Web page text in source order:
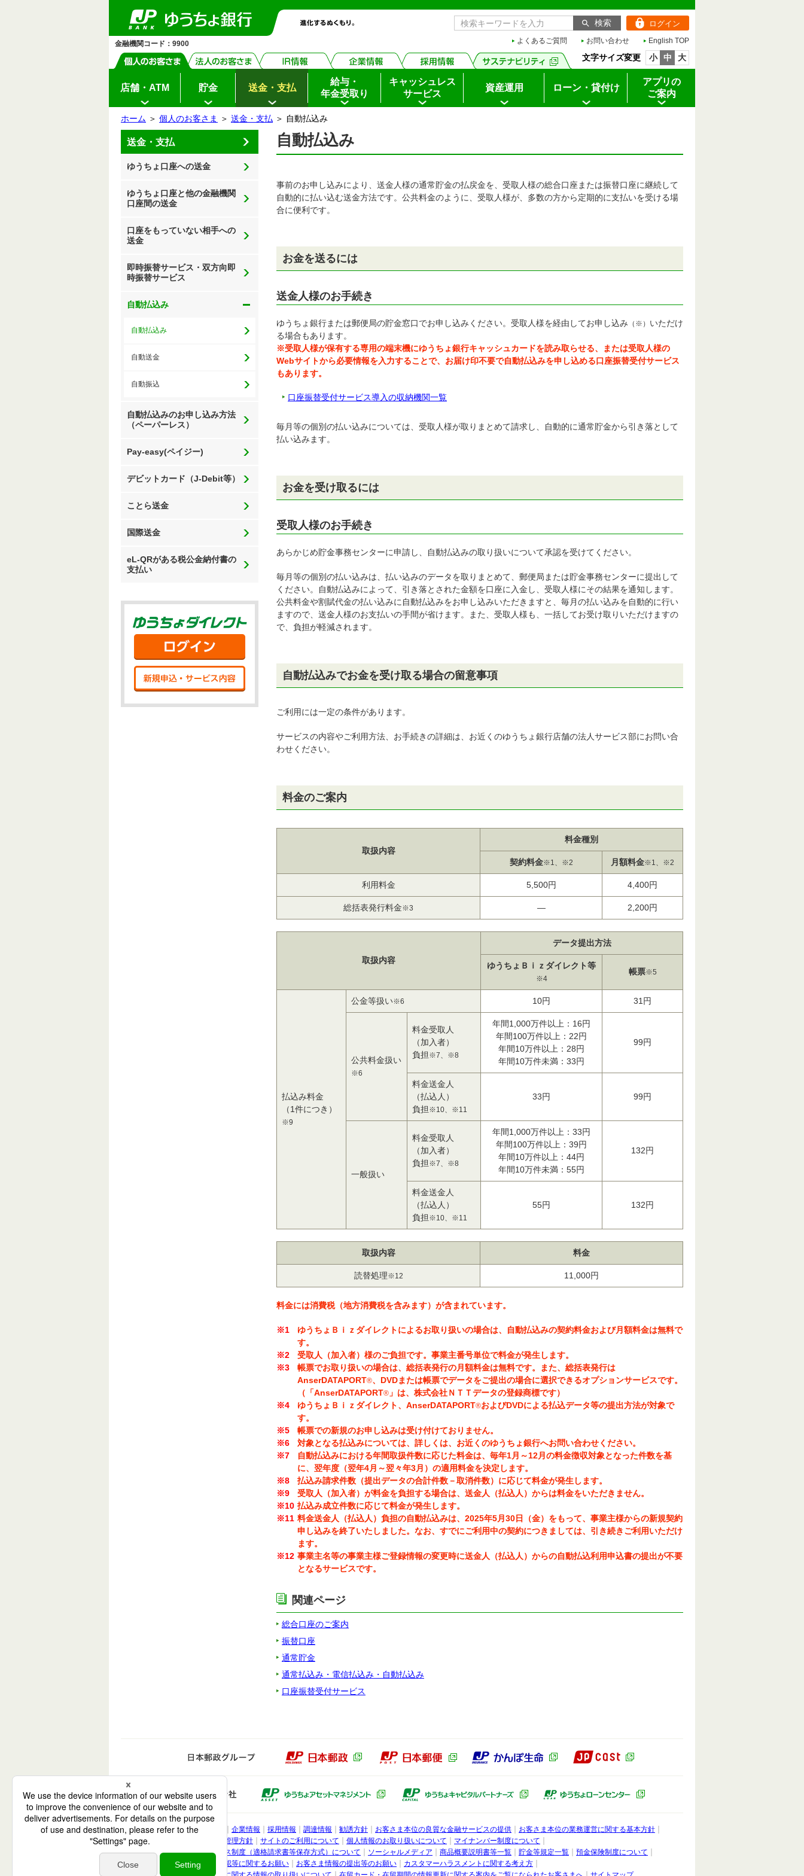
先
頭
す
金融機関コード：9900
文字サイズ変更 小 中 大
ニ
ュ
の
先
店舗・ATM 貯金 送金・支払
給与・
年金受取り
キャッシュレス
サービス
資産運用 ローン・貸付け
アプリの
ご案内
よくあるご質問 お問い合わせ English TOP
ログイン
ホーム ＞ 個人のお客さま ＞ 送金・支払 ＞ 自動払込み
イ
ニ
の
先
頭
す
送金・支払
ゆうちょ口座への送金
ゆうちょ口座と他の金融機関
口座間の送金
口座をもっていない相手への
送金
即時振替サービス・双方向即
時振替サービス
自動払込み
自動払込み
自動送金
自動振込
自動払込みのお申し込み方法
（ペーパーレス）
Pay-easy(ペイジー)
デビットカード（J-Debit等）
ことら送金
国際送金
eL-QRがある税公金納付書の
支払い
ゆうちょダイレクト
新規申込・サービス内容
文
頭
自動払込み
事前のお申し込みにより、送金人様の通常貯金の払戻金を、受取人様の総合口座または振替口座に継続して
自動的に払い込む送金方法です。公共料金のように、受取人様が、多数の方から定期的に支払いを受ける場
合に便利です。
お金を送るには
送金人様のお手続き
ゆうちょ銀行または郵便局の貯金窓口でお申し込みください。受取人様を経由してお申し込み （※） いただけ
る場合もあります。
※受取人様が保有する専用の端末機にゆうちょ銀行キャッシュカードを読み取らせる、または受取人様の
Webサイトから必要情報を入力することで、お届け印不要で自動払込みを申し込める口座振替受付サービス
もあります。
口座振替受付サービス導入の収納機関一覧
毎月等の個別の払い込みについては、受取人様が取りまとめて請求し、自動的に通常貯金から引き落として
払い込みます。
お金を受け取るには
受取人様のお手続き
あらかじめ貯金事務センターに申請し、自動払込みの取り扱いについて承認を受けてください。
毎月等の個別の払い込みは、払い込みのデータを取りまとめて、郵便局または貯金事務センターに提出して
ください。自動払込みによって、引き落とされた金額を口座に入金し、受取人様にその結果を通知します。
公共料金や割賦代金の払い込みに自動払込みをお申し込みいただきますと、毎月の払い込みを自動的に行い
ますので、送金人様のお支払いの手間が省けます。また、受取人様も、一括してお受け取りいただけますの
で、負担が軽減されます。
自動払込みでお金を受け取る場合の留意事項
ご利用には一定の条件があります。
サービスの内容やご利用方法、お手続きの詳細は、お近くのゆうちょ銀行店舗の法人サービス部にお問い合
わせください。
料金のご案内
取扱内容
料金種別
契約料金※1、※2 月額料金※1、※2
利用料金 5,500円 4,400円
総括表発行料金※3 ― 2,200円
取扱内容
データ提出方法
ゆうちょＢｉｚダイレクト等
※4
帳票※5
払込み料金
（1件につき）
※9
公金等扱い※6 10円 31円
公共料金扱い
※6
料金受取人
（加入者）
負担 ※7、※8
年間1,000万件以上：16円
年間100万件以上：22円
年間10万件以上：28円
年間10万件未満：33円
99円
料金送金人
（払込人）
負担 ※10、※11
33円 99円
一般扱い
料金受取人
（加入者）
負担 ※7、※8
年間1,000万件以上：33円
年間100万件以上：39円
年間10万件以上：44円
年間10万件未満：55円
132円
料金送金人
（払込人）
負担 ※10、※11
55円 132円
取扱内容 料金
読替処理※12 11,000円
料金には消費税（地方消費税を含みます）が含まれています。
ゆうちょＢｉｚダイレクトによるお取り扱いの場合は、自動払込みの契約料金および月額料金は無料で
す。
受取人（加入者）様のご負担です。事業主番号単位で料金が発生します。
帳票でお取り扱いの場合は、総括表発行の月額料金は無料です。また、総括表発行は
AnserDATAPORT®、DVDまたは帳票でデータをご提出の場合に選択できるオプションサービスです。
（「AnserDATAPORT® 」は、株式会社ＮＴＴデータの登録商標です）
ゆうちょＢｉｚダイレクト、AnserDATAPORT®およびDVDによる払込データ等の提出方法が対象で
す。
帳票での新規のお申し込みは受け付けておりません。
対象となる払込みについては、詳しくは、お近くのゆうちょ銀行へお問い合わせください。
自動払込みにおける年間取扱件数に応じた料金は、毎年1月～12月の料金徴収対象となった件数を基
に、翌年度（翌年4月～翌々年3月）の適用料金を決定します。
払込み請求件数（提出データの合計件数－取消件数）に応じて料金が発生します。
受取人（加入者）が料金を負担する場合は、送金人（払込人）からは料金をいただきません。
払込み成立件数に応じて料金が発生します。
料金送金人（払込人）負担の自動払込みは、2025年5月30日（金）をもって、事業主様からの新規契約
申し込みを終了いたしました。なお、すでにご利用中の契約につきましては、引き続きご利用いただけ
ます。
事業主名等の事業主様ご登録情報の変更時に送金人（払込人）からの自動払込利用申込書の提出が不要
となるサービスです。
関連ページ
総合口座のご案内
振替口座
通常貯金
通常払込み・電信払込み・自動払込み
口座振替受付サービス
日本郵政グループ 日本郵政（別ウィンドウで開きます）日本郵便（別ウィンドウで開きます）かんぽ生命（別ウィンドウで開きます）
ゆうちょ銀行子会社 ゆうちょアセットマネジメント（別ウィンドウで開きます）ゆうちょキャピタルパートナーズ（別ウィンドウで開きます）
株式会社 ゆうちょ銀行
電子公告 企業情報 採用情報 調達情報 勧誘方針 お客さま本位の良質な金融サービスの提供
お客さま本位の業務運営に関する基本方針
利益相反管理方針
サイトのご利用について 個人情報のお取り扱いについて
マイナンバー制度について
インボイス制度（適格請求書等保存方式）について
ソーシャルメディア 商品概要説明書等一覧 貯金等規定一覧
預金保険制度について
取引時確認等に関するお願い
お客さま情報の提出等のお願い
カスタマーハラスメントに関する考え方